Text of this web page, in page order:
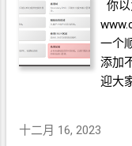
你
一个
添加
迎大
是
十二月 16, 2023